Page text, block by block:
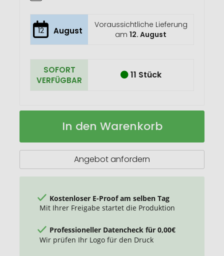
12 August
Voraussichtliche Lieferung
am12. August
SOFORT
VERFÜGBAR
11 Stück
Pendu
RPET
Auf
In den Warenkorb
Angebot anfordern
Kostenloser E-Proof am selben Tag
Mit Ihrer Freigabe startet die Produktion
Professioneller Datencheck für 0,00€
Wir prüfen Ihr Logo für den Druck